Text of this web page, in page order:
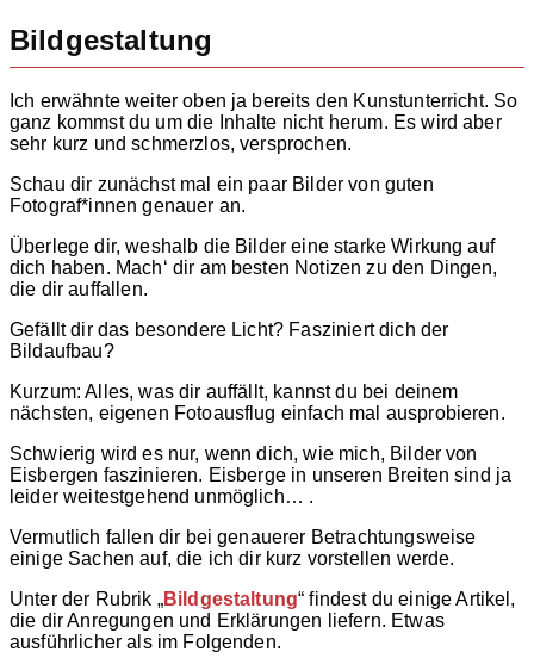
Bildgestaltung
Ich erwähnte weiter oben ja bereits den Kunstunterricht. So
ganz kommst du um die Inhalte nicht herum. Es wird aber
sehr kurz und schmerzlos, versprochen.
Schau dir zunächst mal ein paar Bilder von guten
Fotograf*innen genauer an.
Überlege dir, weshalb die Bilder eine starke Wirkung auf
dich haben. Mach‘ dir am besten Notizen zu den Dingen,
die dir auffallen.
Gefällt dir das besondere Licht? Fasziniert dich der
Bildaufbau?
Kurzum: Alles, was dir auffällt, kannst du bei deinem
nächsten, eigenen Fotoausflug einfach mal ausprobieren.
Schwierig wird es nur, wenn dich, wie mich, Bilder von
Eisbergen faszinieren. Eisberge in unseren Breiten sind ja
leider weitestgehend unmöglich… .
Vermutlich fallen dir bei genauerer Betrachtungsweise
einige Sachen auf, die ich dir kurz vorstellen werde.
Unter der Rubrik „Bildgestaltung“ findest du einige Artikel,
die dir Anregungen und Erklärungen liefern. Etwas
ausführlicher als im Folgenden.